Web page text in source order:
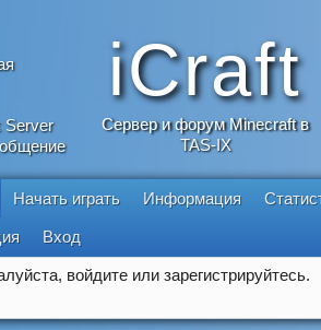
Server
iCraft
Сервер и форум Minecraft в
TAS-IX
Начать играть Информация
Вход
войдите или зарегистрируйтесь.